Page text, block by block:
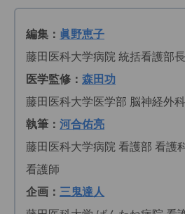
編集： 眞野恵子
藤田医科大学病院 統括看護部長
医学監修： 森田功
藤田医科大学医学部 脳神経外
執筆： 河合佑亮
藤田医科大学病院 看護部 看護
看護師
企画： 三鬼達人